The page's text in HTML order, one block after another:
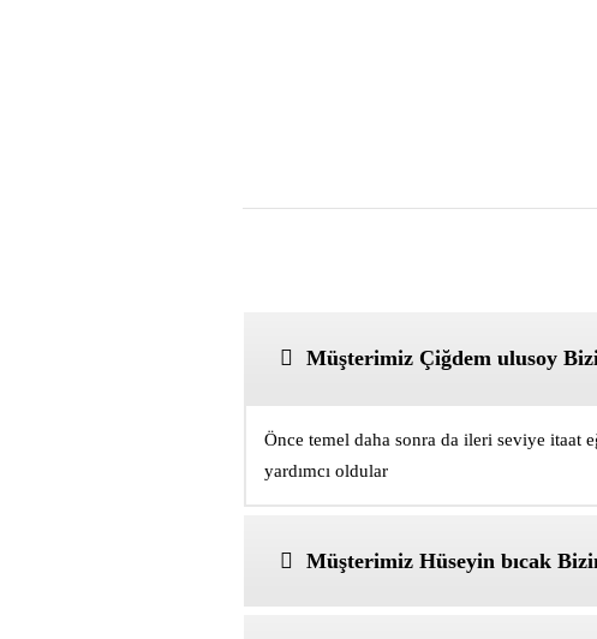
Müşterimiz Çiğdem ulusoy
Önce temel daha sonra da ileri seviye itaat
yardımcı oldular
Müşterimiz Hüseyin bıcak